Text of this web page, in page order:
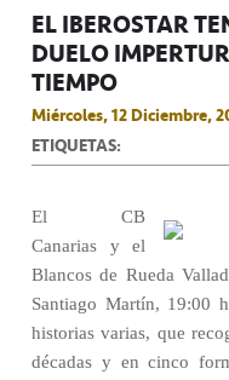
EL IBEROSTAR
DUELO
TIEMPO
Miércoles, 12 Diciembre,
ETIQUETAS:
El CB
Canarias y el
Blancos de Rueda
Santiago Martín, 19:00
historias varias, que
décadas y en cinco